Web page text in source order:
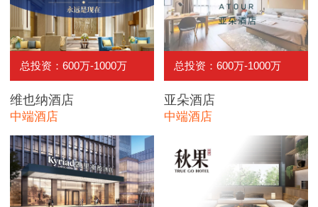
总投资：600万-1000万
维也纳酒店
中端酒店
总投资：600万-1000万
亚朵酒店
中端酒店